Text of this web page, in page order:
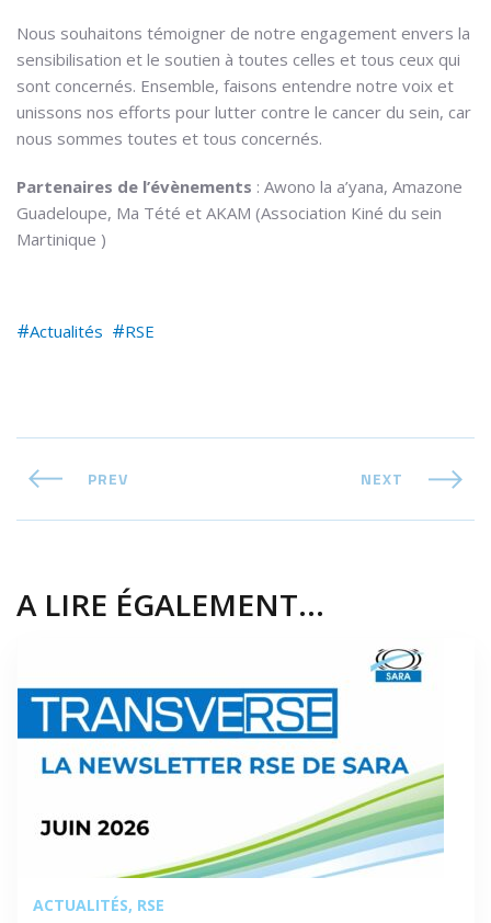
Nous souhaitons témoigner de notre engagement envers la
sensibilisation et le soutien à toutes celles et tous ceux qui
sont concernés. Ensemble, faisons entendre notre voix et
unissons nos efforts pour lutter contre le cancer du sein, car
nous sommes toutes et tous concernés.
Partenaires de l’évènements : Awono la a’yana, Amazone
Guadeloupe, Ma Tété et AKAM (Association Kiné du sein
Martinique )
Actualités RSE
PREV NEXT
A LIRE ÉGALEMENT...
ACTUALITÉS RSE